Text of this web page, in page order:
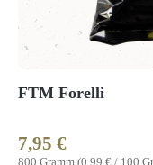
FTM Forelli
800 Gramm (0,99 € / 100
Regulärer Preis:
7,95 €